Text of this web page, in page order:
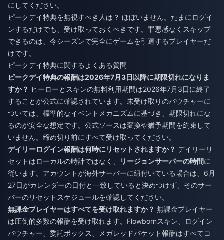
にしてください。
ピークデイ特典を無視すべき人は？ ほぼいません。たまにログイ
ンするだけでも、受け取っておくべきです。罪悪感なくスキップ
できるのは、今シーズンで完全にゲームを引退するプレイヤーだ
けです。
ピークデイ特典に関するよくある質問
ピークデイ特典の報酬は2026年7月3日以降に期限切れになりま
すか？ ヒーローとスキンの無料利用期間は2026年7月3日に終了
することが公式に確認されています。未受け取りのバウチャーに
ついては、標準的なイベントメカニズムに基づき、期限切れにな
るのが安全な想定です。公式ソースは変換や猶予期間を約束して
いません。締め切り前にすべて受け取ってください。
デイリーログイン報酬は何時にリセットされますか？ デイリーリ
セットはローカルの時計ではなく、
リージョンサーバーの時間に
従います。アカウントが海外サーバーに紐付いている場合は、6月
27日がカレンダーの日付と一致していると決めつけず、そのサー
バーのリセットスケジュールを確認してください。
無課金プレイヤーはすべてを受け取れますか？ 無課金プレイヤー
は圧倒的多数の報酬を受け取れます。Flowbornスキン、ログイン
バウチャー、委託ボックス、メガレッドパケット報酬はすべてコ